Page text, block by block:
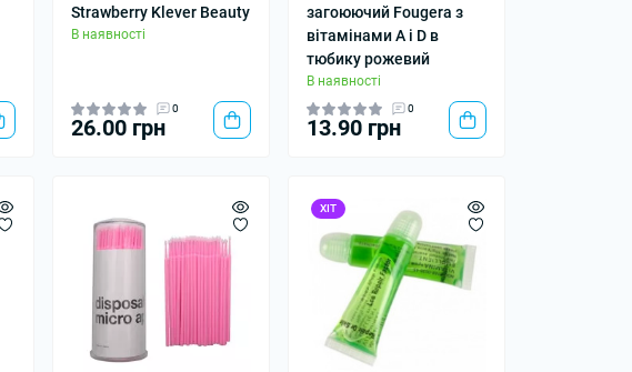
Strawberry Klever Beauty
В наявності
0
26.00 грн
загоюючий Fougera з
вітамінами A і D в
тюбику рожевий
В наявності
0
13.90 грн
ХІТ